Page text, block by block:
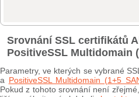
Srovnání SSL certifikátů
PositiveSSL Multidomain
Parametry, ve kterých se vybrané
a PositiveSSL Multidomain (1+5
Pokud z tohoto srovnání není